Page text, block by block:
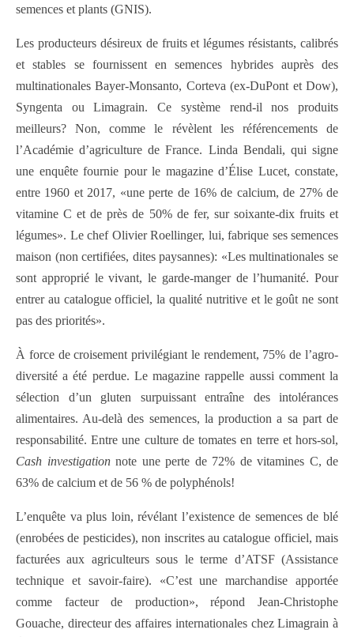
semences et plants (GNIS).
Les producteurs désireux de fruits et légumes résistants, calibrés
et stables se fournissent en semences hybrides auprès des
multinationales Bayer-Monsanto, Corteva (ex-DuPont et Dow),
Syngenta ou Limagrain. Ce système rend-il nos produits
meilleurs? Non, comme le révèlent les référencements de
l’Académie d’agriculture de France. Linda Bendali, qui signe
une enquête fournie pour le magazine d’Élise Lucet, constate,
entre 1960 et 2017, «une perte de 16% de calcium, de 27% de
vitamine C et de près de 50% de fer, sur soixante-dix fruits et
légumes». Le chef Olivier Roellinger, lui, fabrique ses semences
maison (non certifiées, dites paysannes): «Les multinationales se
sont approprié le vivant, le garde-manger de l’humanité. Pour
entrer au catalogue officiel, la qualité nutritive et le goût ne sont
pas des priorités».
À force de croisement privilégiant le rendement, 75% de l’agro-
diversité a été perdue. Le magazine rappelle aussi comment la
sélection d’un gluten surpuissant entraîne des intolérances
alimentaires. Au-delà des semences, la production a sa part de
responsabilité. Entre une culture de tomates en terre et hors-sol,
Cash investigation note une perte de 72% de vitamines C, de
63% de calcium et de 56 % de polyphénols!
L’enquête va plus loin, révélant l’existence de semences de blé
(enrobées de pesticides), non inscrites au catalogue officiel, mais
facturées aux agriculteurs sous le terme d’ATSF (Assistance
technique et savoir-faire). «C’est une marchandise apportée
comme facteur de production», répond Jean-Christophe
Gouache, directeur des affaires internationales chez Limagrain à